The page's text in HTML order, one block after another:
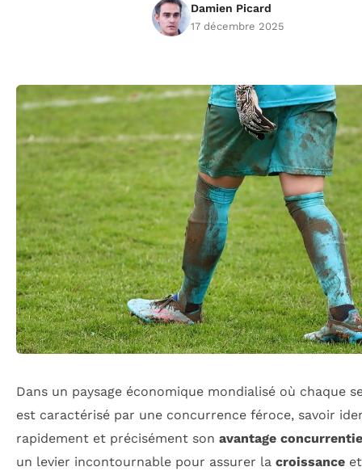
Damien Picard
17 décembre 2025
Dans un paysage économique mondialisé où chaque
est caractérisé par une concurrence féroce, savoir
rapidement et précisément son avantage
un levier incontournable pour assurer la croissance